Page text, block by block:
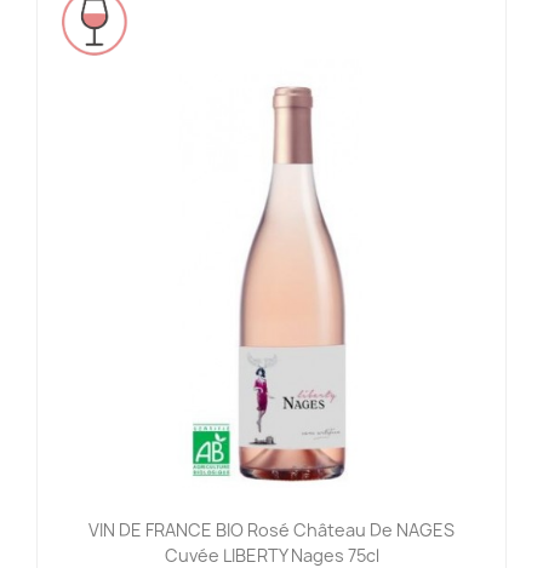
VIN DE FRANCE BIO Rosé Château De NAGES
Cuvée LIBERTY Nages 75cl